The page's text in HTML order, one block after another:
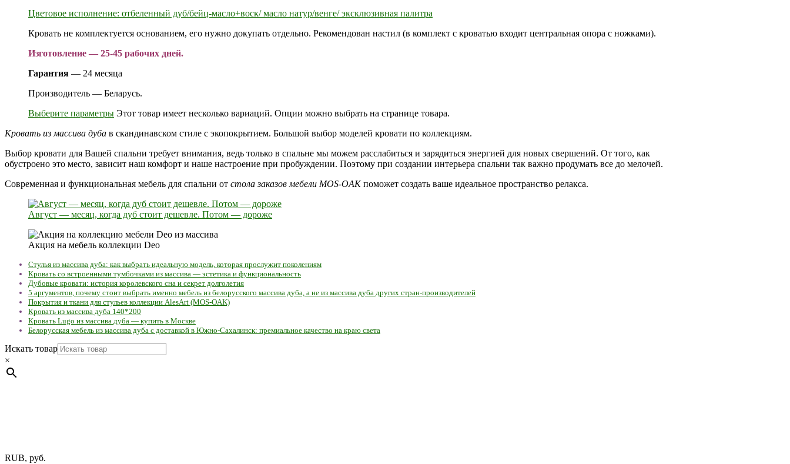
Цветовое исполнение: отбеленный дуб/бейц-масло+воск/ масло натур/венге/ эксклюзивная палитра
Кровать не комплектуется основанием, его нужно докупать отдельно. Рекомендован настил (в комплект с кроватью входит центральная опора с ножками).
Изготовление — 25-45 рабочих дней.
Гарантия — 24 месяца
Производитель — Беларусь.
Выберите параметры Этот товар имеет несколько вариаций. Опции можно выбрать на странице товара.
Кровать из массива дуба в скандинавском стиле с экопокрытием. Большой выбор моделей кровати по коллекциям.
Выбор кровати для Вашей спальни требует внимания, ведь только в спальне мы можем расслабиться и зарядиться энергией для новых свершений. От того, как
обустроено это место, зависит наш комфорт и наше настроение при пробуждении. Поэтому при создании интерьера спальни так важно продумать все до мелочей.
Современная и функциональная мебель для спальни от стола заказов мебели MOS-OAKпоможет создать ваше идеальное пространство релакса.
Август — месяц, когда дуб стоит дешевле. Потом — дороже
Акция на мебель коллекции Deo
Стулья из массива дуба: как выбрать идеальную модель, которая прослужит поколениям
Кровать со встроенными тумбочками из массива — эстетика и функциональность
Дубовые кровати: история королевского сна и секрет долголетия
5 аргументов, почему стоит выбрать именно мебель из белорусского массива дуба, а не из массива дуба других стран-производителей
Покрытия и ткани для стульев коллекции AlesArt (MOS-OAK)
Кровать из массива дуба 140*200
Кровать Lugo из массива дуба — купить в Москве
Белорусская мебель из массива дуба с доставкой в Южно-Сахалинск: премиальное качество на краю света
Искать товар
×
RUB, руб.